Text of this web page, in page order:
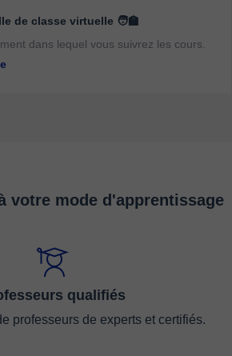
de classe virtuelle 🧑‍🏫
dans lequel vous suivrez les cours.
votre mode d'apprentissage
qualifiés
professeurs de experts et certifiés.